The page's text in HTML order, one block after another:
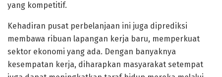
yang kompetitif.
Kehadiran pusat perbelanjaan ini juga diprediksi
membawa ribuan lapangan kerja baru, memperkuat
sektor ekonomi yang ada. Dengan banyaknya
kesempatan kerja, diharapkan masyarakat setempat